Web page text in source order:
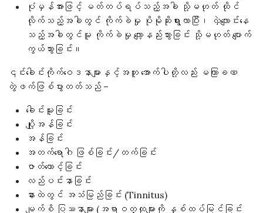
ပုံမှန်အားဖြင့် မတ်တပ်ရပ်သည့်အခါ သို့မဟုတ် ထိုင်
လိုက်သည့်အခါတွင် ကိုက်ခဲမှု ပိုမိုဆိုးရွားလာပြီး၊ လှဲလျောင်းနေ
သည့်အခါတွင်မူ ကိုက်ခဲမှု လျော့နည်းသွားခြင်း သို့မဟုတ် ပျောက်
ကွယ်သွားခြင်း။
၎င်းခေါင်းကိုက်ဝေဒနာများနှင့်အတူ အောက်ပါတို့လည်း မကြာခဏ
တွဲဖက်ဖြစ်ပွားတတ်သည် –
ခေါင်းမူးခြင်း
ပျို့အန်ခြင်း
အန်ခြင်း
အတက်ရောဂါ ဖြစ်ခြင်း/တက်ခြင်း
ဇာတ်တောင့်ခြင်း
လည်ပင်းနာခြင်း
နားထဲတွင် အသံမြည်ခြင်း (Tinnitus)
မျက်စိ ပြဿနာများ (အရာဝတ္ထုများကို နှစ်ထပ်မြင်ခြင်း